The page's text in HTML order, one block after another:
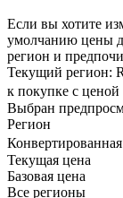
Если вы хотите
умолчанию цены
регион и
Текущий регион:
к покупке с ценой
Выбран
Регион
Текущая цена
Базовая цена
Все регионы